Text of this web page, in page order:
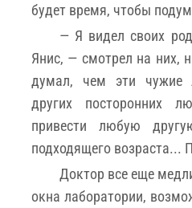
будет время, чтобы
— Я видел своих
Янис, — смотрел на них,
думал, чем эти чужие
других посторонних
привести любую
подходящего возраста...
Доктор все еще
окна лаборатории,